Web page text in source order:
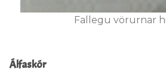
Fallegu vörurnar
Álfaskór